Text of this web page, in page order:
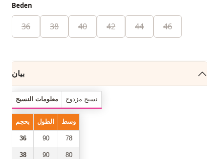
Beden
36 38 40 42 44 46
بيان
معلومات النسيج نسيج مزدوج
بحجم الطول وسط
36 90 78
38 90 80